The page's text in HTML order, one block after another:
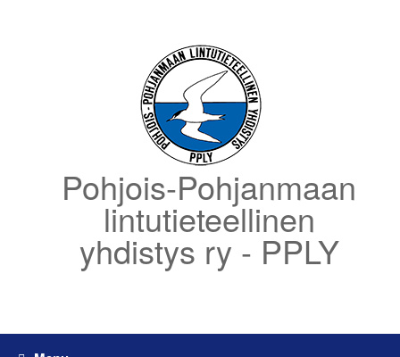
Pohjois-Pohjanmaan
lintutieteellinen
yhdistys ry - PPLY